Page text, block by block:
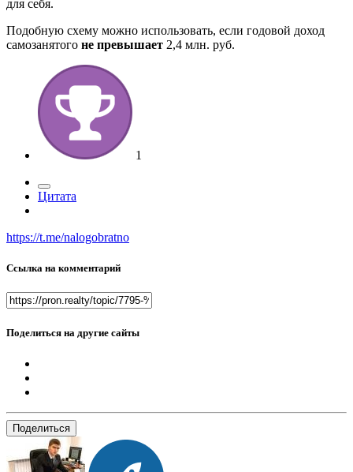
для себя.
Подобную схему можно использовать, если годовой доход
самозанятого не превышает 2,4 млн. руб.
1
Цитата
https://t.me/nalogobratno
Ссылка на комментарий
Поделиться на другие сайты
Поделиться